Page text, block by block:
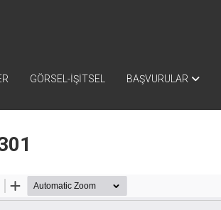
GÖRSEL-İŞİTSEL BAŞVURULAR